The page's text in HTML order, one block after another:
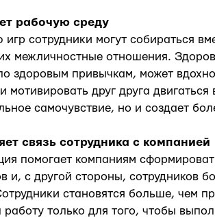
рабочую среду
сотрудники могут собираться
межличностные отношения.
здоровым привычкам, может
мотивировать друг друга
самочувствие, но и создает
связь сотрудника с компанией
помогает компаниям
и, с другой стороны, сотрудников
становятся больше, чем
работу только для того, чтобы